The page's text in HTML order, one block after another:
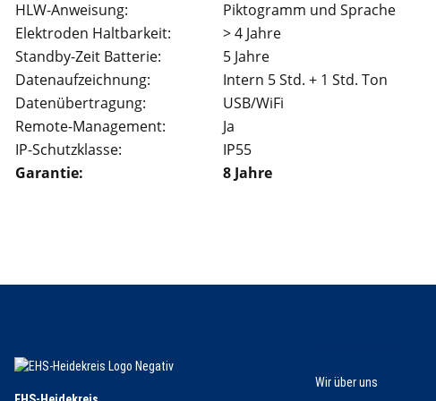
HLW-Anweisung:
Piktogramm und Sprache
Elektroden Haltbarkeit:
> 4 Jahre
Standby-Zeit Batterie:
5 Jahre
Datenaufzeichnung:
Intern 5 Std. + 1 Std. Ton
Datenübertragung:
USB/WiFi
Remote-Management:
Ja
IP-Schutzklasse:
IP55
Garantie:
8 Jahre
Wir über uns